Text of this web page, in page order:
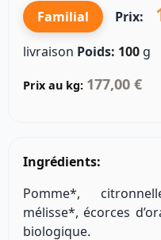
Familial Prix:
livraison Poids: 100 g
Prix au kg: 177,00 €
Ingrédients:
Pomme*,
mélisse*, écorces
biologique.